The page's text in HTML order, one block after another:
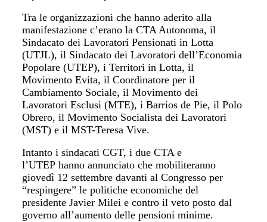
Tra le organizzazioni che hanno aderito alla
manifestazione c’erano la CTA Autonoma, il
Sindacato dei Lavoratori Pensionati in Lotta
(UTJL), il Sindacato dei Lavoratori dell’Economia
Popolare (UTEP), i Territori in Lotta, il
Movimento Evita, il Coordinatore per il
Cambiamento Sociale, il Movimento dei
Lavoratori Esclusi (MTE), i Barrios de Pie, il Polo
Obrero, il Movimento Socialista dei Lavoratori
(MST) e il MST-Teresa Vive.
Intanto i sindacati CGT, i due CTA e
l’UTEP hanno annunciato che mobiliteranno
giovedì 12 settembre davanti al Congresso per
“respingere” le politiche economiche del
presidenteJavier Milei e contro il veto posto dal
governo all’aumento delle pensioni minime.